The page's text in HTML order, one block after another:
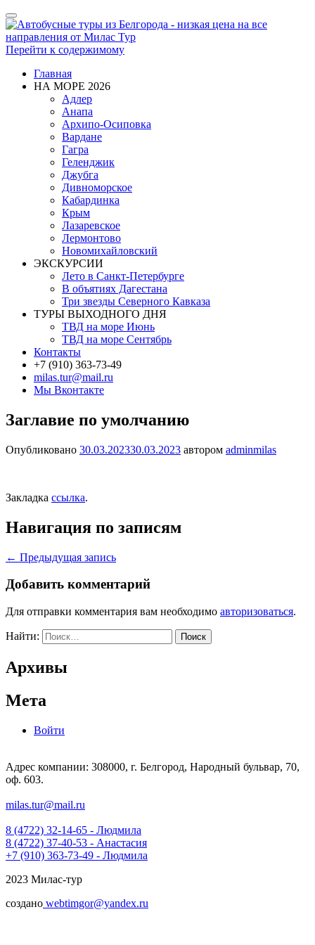
Показать/
Скрыть
навигацию
Перейти к содержимому
Главная
НА МОРЕ 2026
Адлер
Анапа
Архипо-Осиповка
Вардане
Гагра
Геленджик
Джубга
Дивноморское
Кабардинка
Крым
Лазаревское
Лермонтово
Новомихайловский
ЭКСКУРСИИ
Лето в Санкт-Петербурге
В объятиях Дагестана
Три звезды Северного Кавказа
ТУРЫ ВЫХОДНОГО ДНЯ
ТВД на море Июнь
ТВД на море Сентябрь
Контакты
+7 (910) 363-73-49
milas.tur@mail.ru
Мы Вконтакте
Заглавие по умолчанию
Опубликовано 30.03.202330.03.2023 автором adminmilas
Закладка ссылка.
Навигация по записям
← Предыдущая запись
Добавить комментарий
Для отправки комментария вам необходимо авторизоваться.
Найти:
Архивы
Мета
Войти
Адрес компании: 308000, г. Белгород, Народный бульвар, 70,
оф. 603.
milas.tur@mail.ru
8 (4722) 32-14-65 - Людмила
8 (4722) 37-40-53 - Анастасия
+7 (910) 363-73-49 - Людмила
2023 Милас-тур
создано webtimgor@yandex.ru